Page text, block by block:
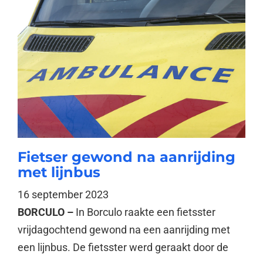
Fietser gewond na aanrijding
met lijnbus
16 september 2023
BORCULO – In Borculo raakte een fietsster
vrijdagochtend gewond na een aanrijding met
een lijnbus. De fietsster werd geraakt door de